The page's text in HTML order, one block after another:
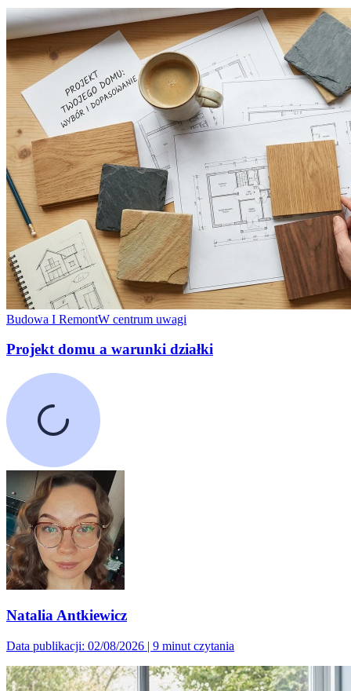
Budowa I RemontW centrum uwagi
Projekt domu a warunki działki
Natalia Antkiewicz
Data publikacji: 02/08/2026 | 9 minut czytania